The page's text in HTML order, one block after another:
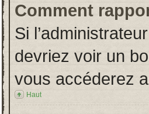
Comment
Si
devriez voir un
vous accéderez
Haut